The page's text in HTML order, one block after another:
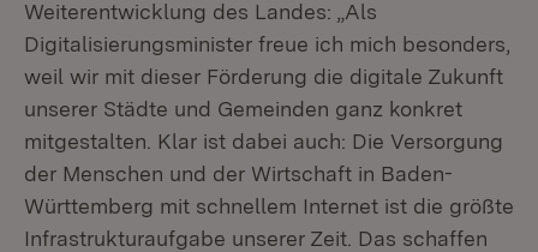
Weiterentwicklung des Landes: „Als
Digitalisierungsminister freue ich mich besonders,
weil wir mit dieser Förderung die digitale Zukunft
unserer Städte und Gemeinden ganz konkret
mitgestalten. Klar ist dabei auch: Die Versorgung
der Menschen und der Wirtschaft in Baden-
Württemberg mit schnellem Internet ist die größte
Infrastrukturaufgabe unserer Zeit. Das schaffen